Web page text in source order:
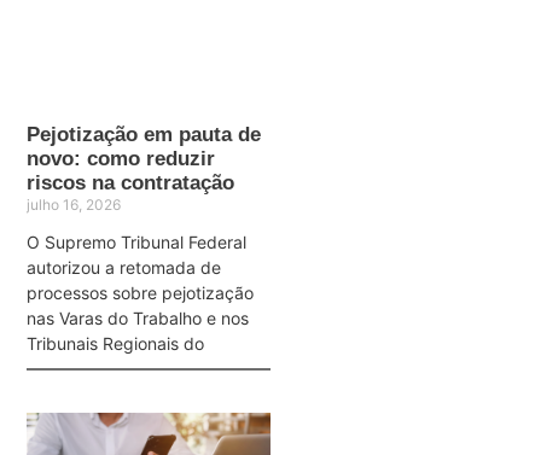
Pejotização em pauta de
novo: como reduzir
riscos na contratação
julho 16, 2026
O Supremo Tribunal Federal
autorizou a retomada de
processos sobre pejotização
nas Varas do Trabalho e nos
Tribunais Regionais do